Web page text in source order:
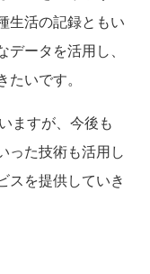
生活の記録ともい
ータを活用し、
いです。
ますが、今後も
った技術も活用し
スを提供していき